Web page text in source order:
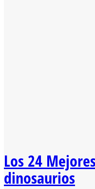
Los 24
dinosaurios